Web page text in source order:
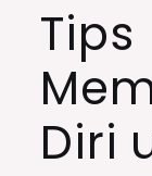
Tips
Diri